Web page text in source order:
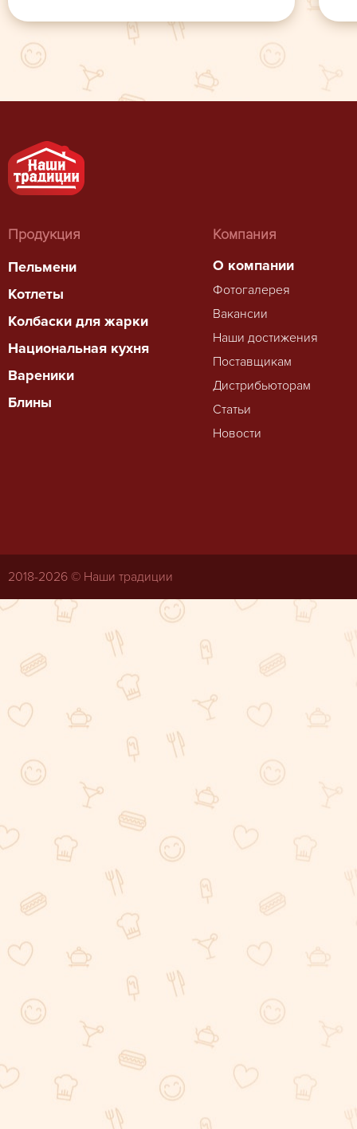
Продукция
Пельмени
Котлеты
Колбаски для жарки
Национальная кухня
Вареники
Блины
Компания
О компании
Фотогалерея
Вакансии
Наши достижения
Поставщикам
Дистрибьюторам
Статьи
Новости
2018-2026 © Наши традиции